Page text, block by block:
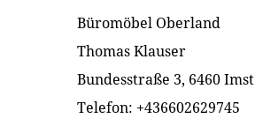
Büromöbel Oberland
Thomas Klauser
Bundesstraße 3, 6460 Imst
Telefon: +436602629745